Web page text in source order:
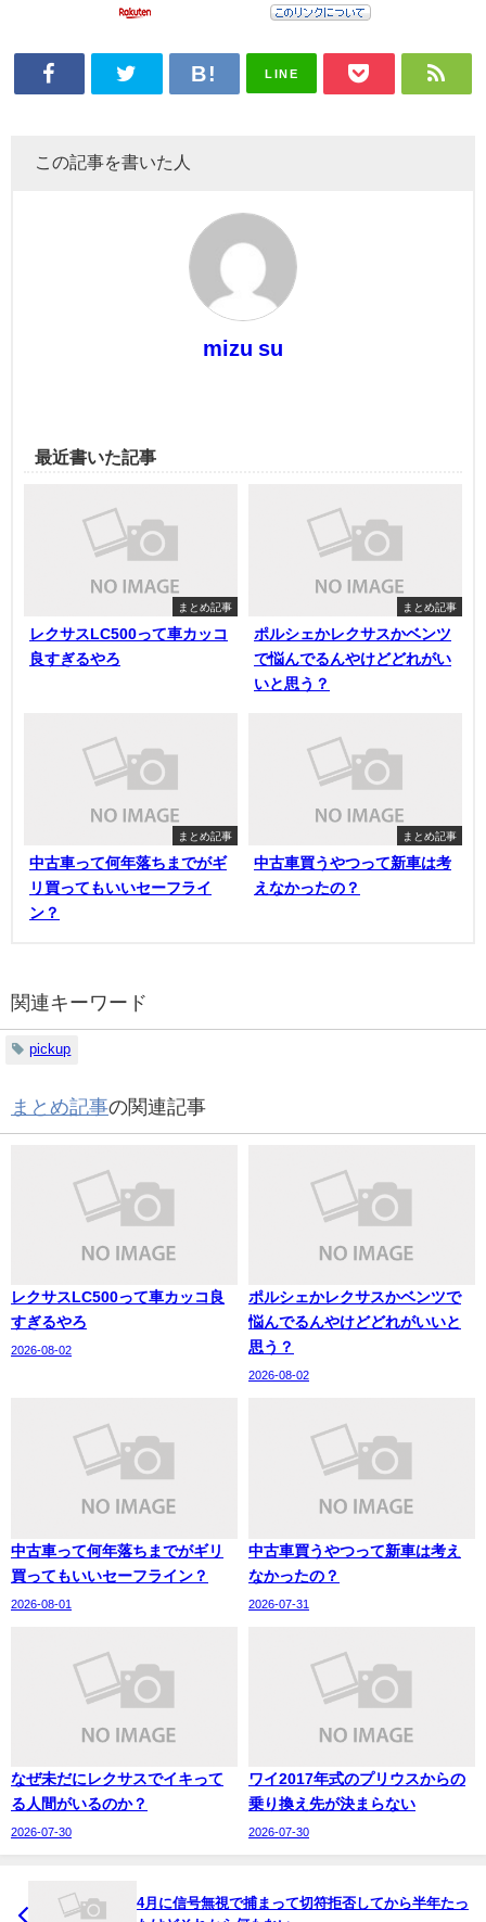
LINE
この記事を書いた人
mizu su
最近書いた記事
まとめ記事
レクサスLC500って車カッコ
良すぎるやろ
まとめ記事
ポルシェかレクサスかベンツ
で悩んでるんやけどどれがい
いと思う？
まとめ記事
中古車って何年落ちまでがギ
リ買ってもいいセーフライ
ン？
まとめ記事
中古車買うやつって新車は考
えなかったの？
関連キーワード
pickup
まとめ記事の関連記事
レクサスLC500って車カッコ良
すぎるやろ
2026-08-02
ポルシェかレクサスかベンツで
悩んでるんやけどどれがいいと
思う？
2026-08-02
中古車って何年落ちまでがギリ
買ってもいいセーフライン？
2026-08-01
中古車買うやつって新車は考え
なかったの？
2026-07-31
なぜ未だにレクサスでイキって
る人間がいるのか？
2026-07-30
ワイ2017年式のプリウスからの
乗り換え先が決まらない
2026-07-30
4月に信号無視で捕まって切符拒否してから半年たっ